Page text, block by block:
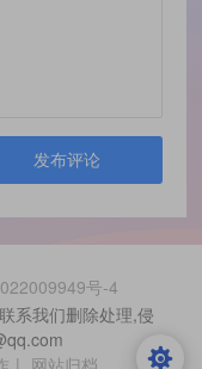
发布评论
号-4
系我们删除处理,侵
| 网站归档